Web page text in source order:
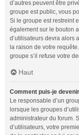
d’autres peuvent être
groupe est public, vous
Si le groupe est restreint
également sur le bouton
d’utilisateurs devra alors
la raison de votre
groupe s’il refuse votre
Haut
Comment puis-je
Le responsable d’un
lorsque les groupes
administrateur du forum.
d’utilisateurs, votre